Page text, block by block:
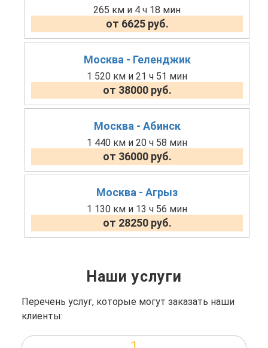
265 км и 4 ч 18 мин
от 6625 руб.
Москва - Геленджик
1 520 км и 21 ч 51 мин
от 38000 руб.
Москва - Абинск
1 440 км и 20 ч 58 мин
от 36000 руб.
Москва - Агрыз
1 130 км и 13 ч 56 мин
от 28250 руб.
Наши услуги
Перечень услуг, которые могут заказать наши
клиенты: